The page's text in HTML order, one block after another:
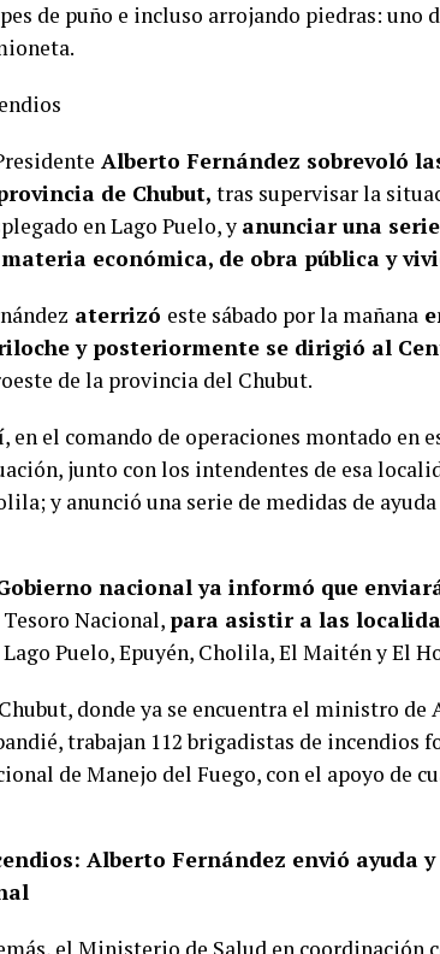
de puño e incluso arrojando piedras: uno
Alberto Fernández sobrevoló
de Chubut, tras supervisar la
en Lago Puelo, y anunciar una
económica, de obra pública y
aterrizó este sábado por la mañana
y posteriormente se dirigió al
de la provincia del Chubut.
en el comando de operaciones montado en
junto con los intendentes de esa
y anunció una serie de medidas de
nacional ya informó que
Nacional, para asistir a las
Lago Puelo, Epuyén, Cholila, El Maitén y El
donde ya se encuentra el ministro
trabajan 112 brigadistas de incendios
de Manejo del Fuego, con el apoyo de
Alberto Fernández envió ayuda